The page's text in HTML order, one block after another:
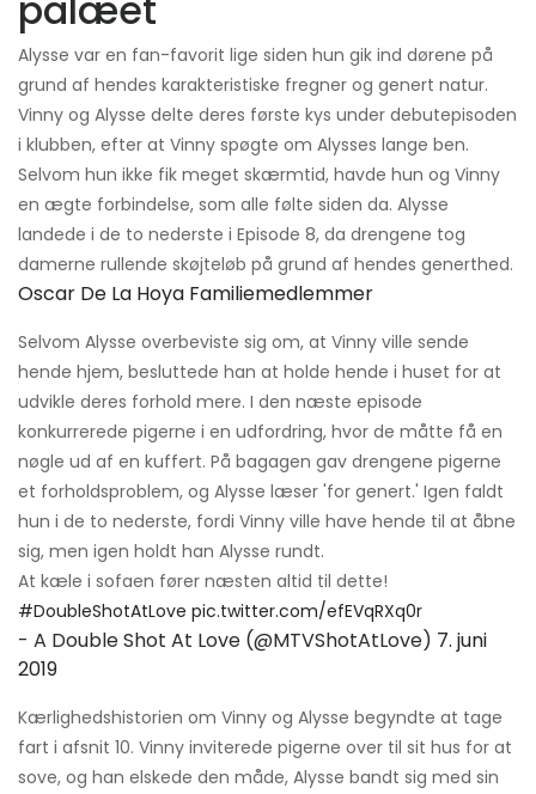
Alysse var en fan-favorit lige siden hun gik ind dørene på
grund af hendes karakteristiske fregner og genert natur.
Vinny og Alysse delte deres første kys under debutepisoden
i klubben, efter at Vinny spøgte om Alysses lange ben.
Selvom hun ikke fik meget skærmtid, havde hun og Vinny
en ægte forbindelse, som alle følte siden da. Alysse
landede i de to nederste i Episode 8, da drengene tog
damerne rullende skøjteløb på grund af hendes generthed.
Oscar De La Hoya Familiemedlemmer
Selvom Alysse overbeviste sig om, at Vinny ville sende
hende hjem, besluttede han at holde hende i huset for at
udvikle deres forhold mere. I den næste episode
konkurrerede pigerne i en udfordring, hvor de måtte få en
nøgle ud af en kuffert. På bagagen gav drengene pigerne
et forholdsproblem, og Alysse læser 'for genert.' Igen faldt
hun i de to nederste, fordi Vinny ville have hende til at åbne
sig, men igen holdt han Alysse rundt.
At kæle i sofaen fører næsten altid til dette!
#DoubleShotAtLove pic.twitter.com/efEVqRXq0r
- A Double Shot At Love (@MTVShotAtLove) 7. juni
2019
Kærlighedshistorien om Vinny og Alysse begyndte at tage
fart i afsnit 10. Vinny inviterede pigerne over til sit hus for at
sove, og han elskede den måde, Alysse bandt sig med sin